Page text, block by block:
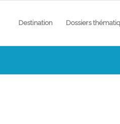
Destination Dossiers